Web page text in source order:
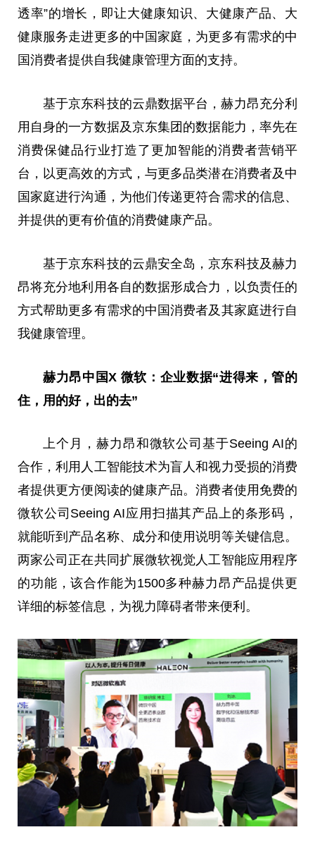
透率”的增长，即让大健康知识、大健康产品、大
健康服务走进更多的中国家庭，为更多有需求的中
国消费者提供自我健康管理方面的支持。
基于京东科技的云鼎数据平台，赫力昂充分利
用自身的一方数据及京东集团的数据能力，率先在
消费保健品行业打造了更加智能的消费者营销平
台，以更高效的方式，与更多品类潜在消费者及中
国家庭进行沟通，为他们传递更符合需求的信息、
并提供的更有价值的消费健康产品。
基于京东科技的云鼎安全岛，京东科技及赫力
昂将充分地利用各自的数据形成合力，以负责任的
方式帮助更多有需求的中国消费者及其家庭进行自
我健康管理。
赫力昂中国X 微软： 企业数据“进得来，管的
住，用的好，出的去”
上个月，赫力昂和微软公司基于Seeing AI的
合作，利用人工智能技术为盲人和视力受损的消费
者提供更方便阅读的健康产品。消费者使用免费的
微软公司Seeing AI应用扫描其产品上的条形码，
就能听到产品名称、成分和使用说明等关键信息。
两家公司正在共同扩展微软视觉人工智能应用程序
的功能，该合作能为1500多种赫力昂产品提供更
详细的标签信息，为视力障碍者带来便利。